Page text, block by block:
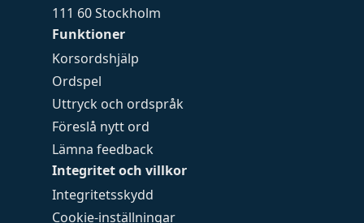
Funktioner
Korsordshjälp
Ordspel
Uttryck och ordspråk
Föreslå nytt ord
Lämna feedback
Integritet och villkor
Integritetsskydd
Cookie-inställningar
111 60 Stockholm